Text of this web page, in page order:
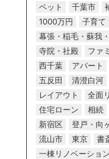
ペット
千葉市
1000万円
子育て
幕張・稲毛・蘇我
寺院・社殿
ファ
西千葉
アパート
五反田
清澄白河
レイアウト
全面
住宅ローン
相続
新宿区
登戸・向
流山市
東京 書
一棟リノベーション